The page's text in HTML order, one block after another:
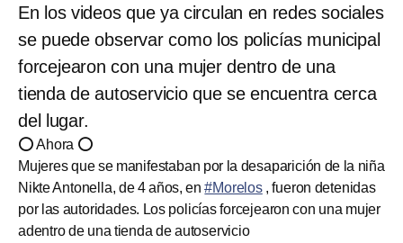
En los videos que ya circulan en redes sociales
se puede observar como los policías municipal
forcejearon con una mujer dentro de una
tienda de autoservicio que se encuentra cerca
del lugar.
⭕ Ahora ⭕
Mujeres que se manifestaban por la desaparición de la niña
Nikte Antonella, de 4 años, en#Morelos, fueron detenidas
por las autoridades. Los policías forcejearon con una mujer
adentro de una tienda de autoservicio